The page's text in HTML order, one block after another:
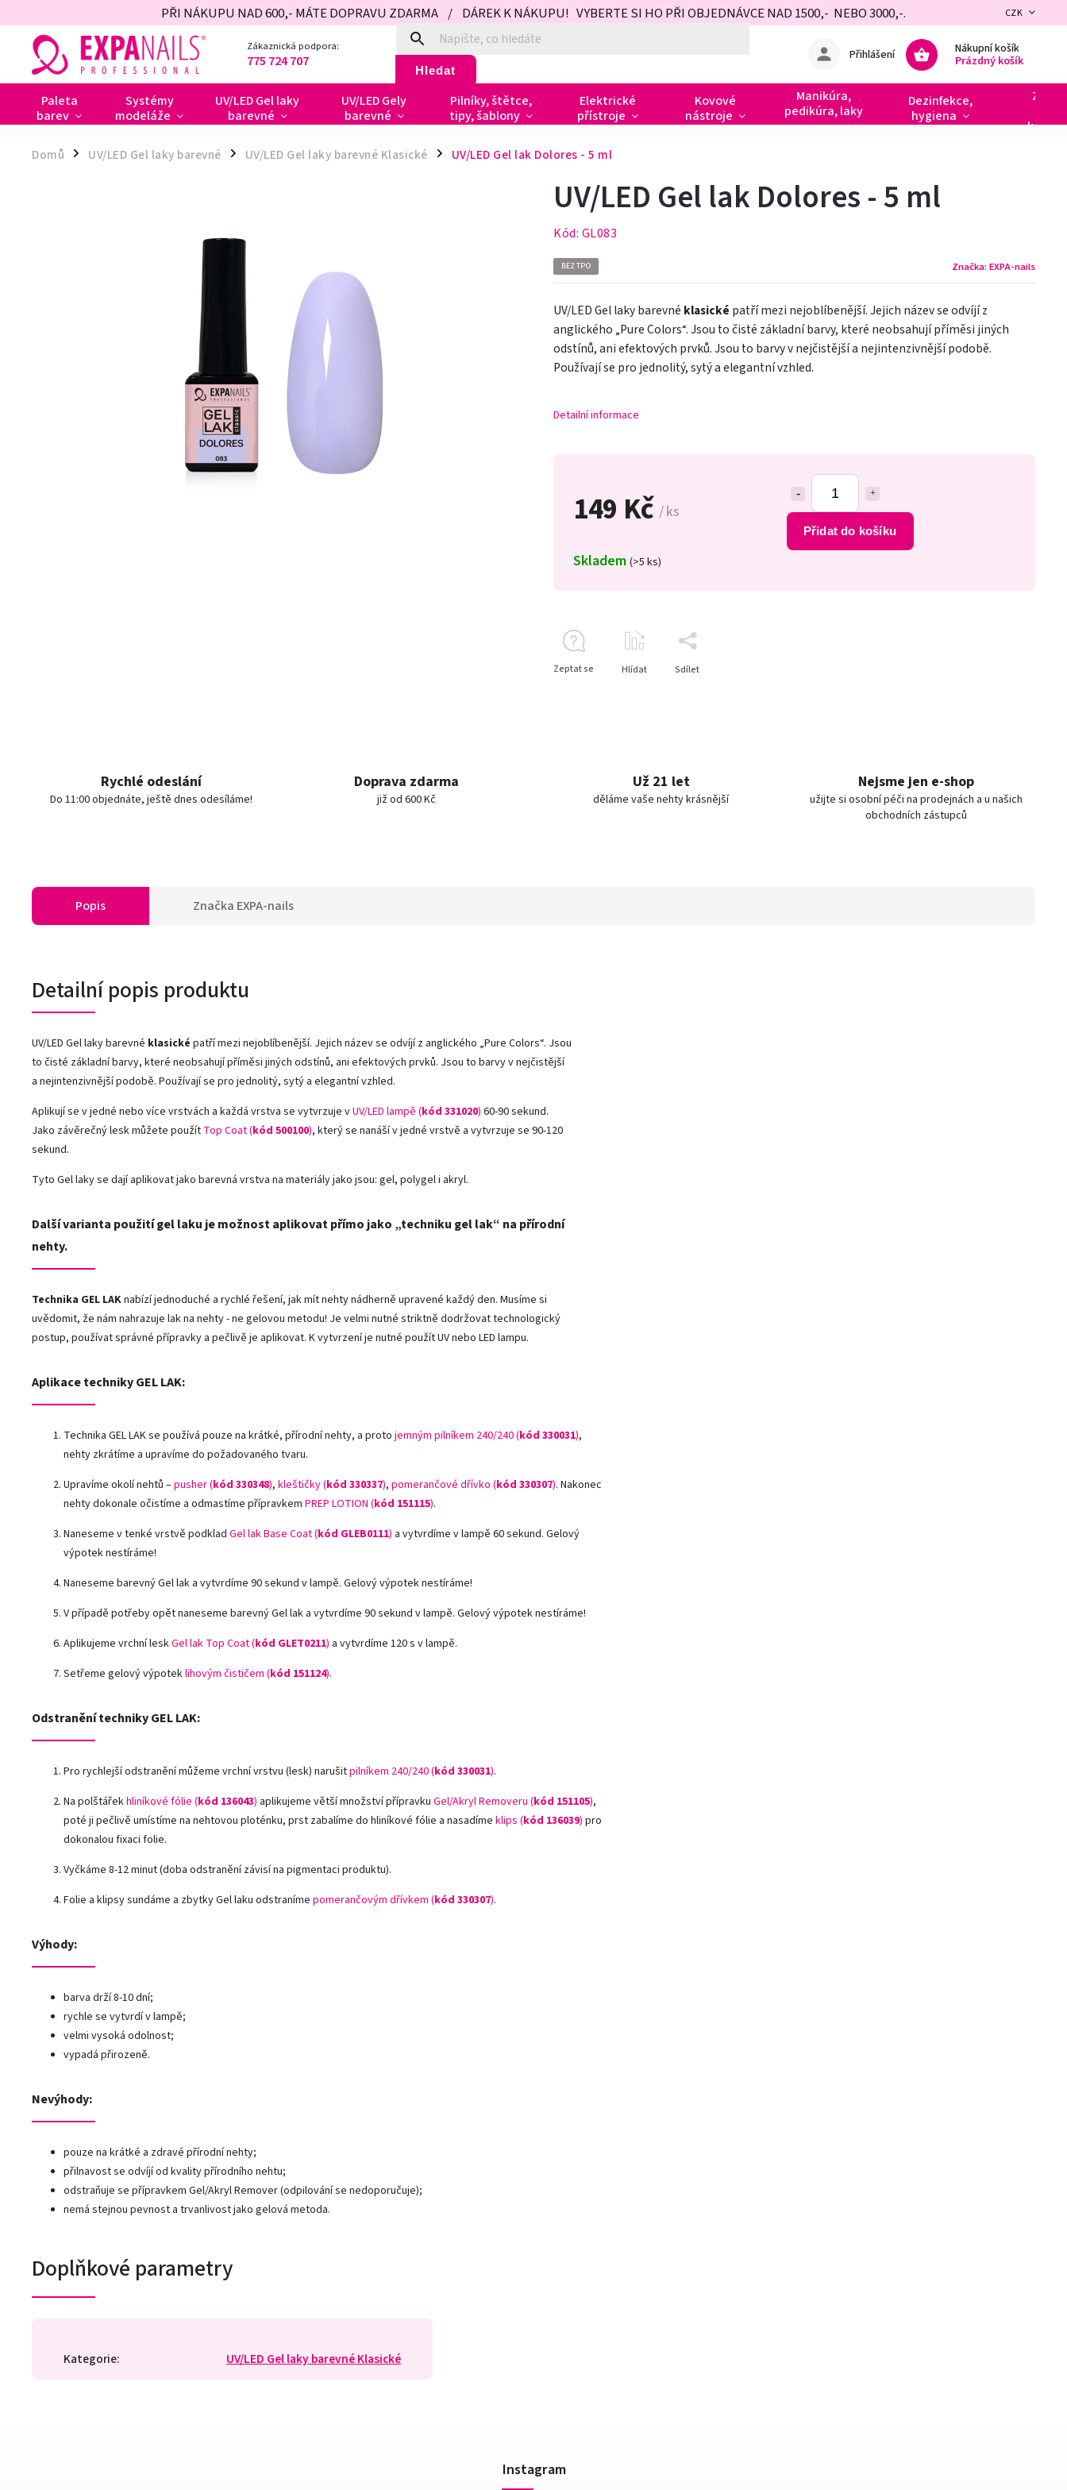
PŘI NÁKUPU NAD 600,- MÁTE DOPRAVU ZDARMA / DÁREK K NÁKUPU! VYBERTE SI HO PŘI OBJEDNÁVCE NAD 1500,- NEBO 3000,-. CZK
Zákaznická podpora:
775 724 707 Hledat
Nákupní košík
Prázdný košík
Přihlášení
Paleta
barev
Systémy
modeláže
UV/LED Gel laky
barevné
UV/LED Gely
barevné
Pilníky, štětce,
tipy, šablony
Elektrické
přístroje
Kovové
nástroje
Manikúra,
pedikúra, laky
Dezinfekce,
hygiena
Domů / UV/LED Gel laky barevné / UV/LED Gel laky barevné Klasické / UV/LED Gel lak Dolores - 5 ml
149 Kč / ks
Přidat do košíku
Skladem (>5 ks)
UV/LED Gel lak Dolores - 5 ml
Kód: GL083
BEZ TPO Značka: EXPA-nails
UV/LED Gel laky barevné klasické patří mezi nejoblíbenější. Jejich název se odvíjí z
anglického „Pure Colors“. Jsou to čisté základní barvy, které neobsahují příměsi jiných
odstínů, ani efektových prvků. Jsou to barvy v nejčistější a nejintenzivnější podobě.
Používají se pro jednolitý, sytý a elegantní vzhled.
Detailní informace
Zeptat se Hlídat Sdílet
Rychlé odeslání
Do 11:00 objednáte, ještě dnes odesíláme!
Doprava zdarma
již od 600 Kč
Už 21 let
děláme vaše nehty krásnější
Nejsme jen e-shop
užijte si osobní péči na prodejnách a u našich
obchodních zástupců
Popis Značka EXPA-nails
Detailní popis produktu
UV/LED Gel laky barevné klasické patří mezi nejoblíbenější. Jejich název se odvíjí z anglického „Pure Colors“. Jsou
to čisté základní barvy, které neobsahují příměsi jiných odstínů, ani efektových prvků. Jsou to barvy v nejčistější
a nejintenzivnější podobě. Používají se pro jednolitý, sytý a elegantní vzhled.
Aplikují se v jedné nebo více vrstvách a každá vrstva se vytvrzuje vUV/LED lampě (kód 331020) 60-90 sekund.
Jako závěrečný lesk můžete použít Top Coat (kód 500100), který se nanáší v jedné vrstvě a vytvrzuje se 90-120
sekund.
Tyto Gel laky se dají aplikovat jako barevná vrstva na materiály jako jsou: gel, polygel i akryl.
Další varianta použití gel laku je možnost aplikovat přímo jako „techniku gel lak“ na přírodní
nehty.
Technika GEL LAKnabízí jednoduché a rychlé řešení, jak mít nehty nádherně upravené každý den. Musíme si
uvědomit, že nám nahrazuje lak na nehty - ne gelovou metodu! Je velmi nutné striktně dodržovat technologický
postup, používat správné přípravky a pečlivě je aplikovat. K vytvrzení je nutné použít UV nebo LED lampu.
Aplikace techniky GEL LAK:
Technika GEL LAK se používá pouze na krátké, přírodní nehty, a proto jemným pilníkem 240/240 (kód 330031),
nehty zkrátíme a upravíme do požadovaného tvaru.
Upravíme okolí nehtů –pusher (kód 330348), kleštičky (kód 330337), pomerančové dřívko (kód 330307). Nakonec
nehty dokonale očistíme a odmastíme přípravkem PREP LOTION (kód 151115).
Naneseme v tenké vrstvě podklad Gel lak Base Coat (kód GLEB0111) a vytvrdíme v lampě 60 sekund. Gelový
výpotek nestíráme!
Naneseme barevný Gel lak a vytvrdíme 90 sekund v lampě. Gelový výpotek nestíráme!
V případě potřeby opět naneseme barevný Gel lak a vytvrdíme 90 sekund v lampě. Gelový výpotek nestíráme!
Aplikujeme vrchní leskGel lak Top Coat (kód GLET0211) a vytvrdíme 120 s v lampě.
Setřeme gelový výpoteklihovým čističem (kód 151124).
Odstranění techniky GEL LAK:
Pro rychlejší odstranění můžeme vrchní vrstvu (lesk) narušitpilníkem 240/240 (kód 330031).
Na polštářekhliníkové fólie (kód 136043) aplikujeme větší množství přípravku Gel/Akryl Removeru (kód 151105),
poté ji pečlivě umístíme na nehtovou ploténku, prst zabalíme do hliníkové fólie a nasadíme klips (kód 136039) pro
dokonalou fixaci folie.
Vyčkáme 8-12 minut (doba odstranění závisí na pigmentaci produktu).
Folie a klipsy sundáme a zbytky Gel laku odstraníme pomerančovým dřívkem (kód 330307).
Výhody:
barva drží 8-10 dní;
rychle se vytvrdí v lampě;
velmi vysoká odolnost;
vypadá přirozeně.
Nevýhody:
pouze na krátké a zdravé přírodní nehty;
přilnavost se odvíjí od kvality přírodního nehtu;
odstraňuje se přípravkem Gel/Akryl Remover (odpilování se nedoporučuje);
nemá stejnou pevnost a trvanlivost jako gelová metoda.
Doplňkové parametry
Kategorie: UV/LED Gel laky barevné Klasické
Instagram